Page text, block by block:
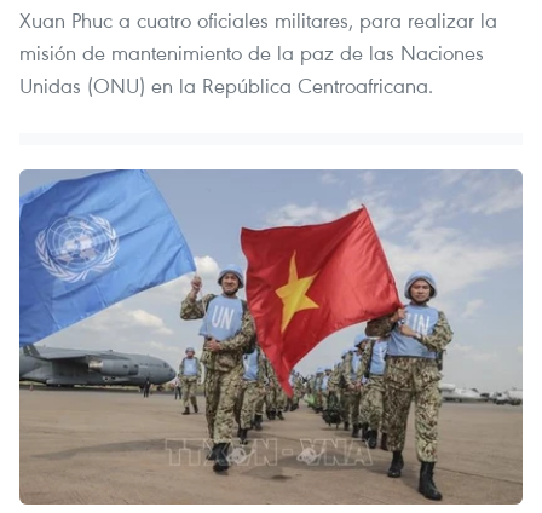
Xuan Phuc a cuatro oficiales militares, para realizar la
misión de mantenimiento de la paz de las Naciones
Unidas (ONU) en la República Centroafricana.